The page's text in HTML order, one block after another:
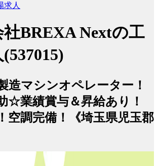
求人
BREXA Nextの工
造マシンオペレーター！
☆業績賞与＆昇給あり！
空調完備！《埼玉県児玉郡